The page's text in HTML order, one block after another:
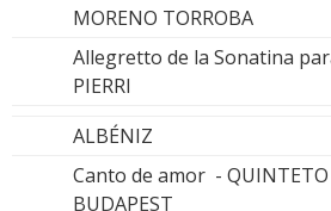
MORENO TORROBA
Allegretto de la Sonatina
PIERRI
ALBÉNIZ
Canto de amor - QUINTETO
BUDAPEST